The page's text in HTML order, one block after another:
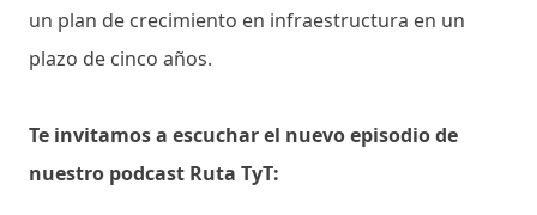
un plan de crecimiento en infraestructura en un
plazo de cinco años.
Te invitamos a escuchar el nuevo episodio de
nuestro podcast Ruta TyT: